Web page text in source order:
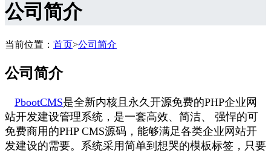
公司简介
当前位置： 首页>公司简介
公司简介
PbootCMS是全新内核且永久开源免费的PHP企业网
站开发建设管理系统，是一套高效、简洁、 强悍的可
免费商用的PHP CMS源码，能够满足各类企业网站开
发建设的需要。系统采用简单到想哭的模板标签，只要